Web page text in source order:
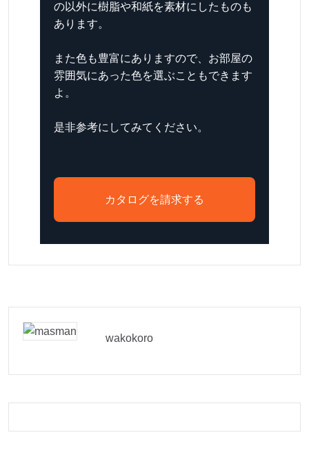
の以外に樹脂や和紙を素材にしたものも
あります。
また色も豊富にありますので、お部屋の
雰囲気にあった色を選ぶこともできます
よ。
是非参考にしてみてください。
カタログを請求する
wakokoro